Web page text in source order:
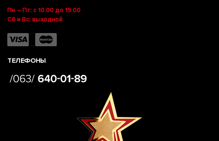
Пн – Пт: с 10:00 до 19:00
Сб и Вс: выходной
ТЕЛЕФОНЫ